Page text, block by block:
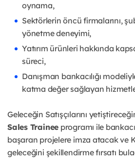
oynama,
Sektörlerin öncü firmalarını,
yönetme deneyimi,
Yatırım ürünleri hakkında
süreci,
Danışman bankacılığı
katma değer sağlayan
Geleceğin Satışçılarını
Sales Trainee programı ile
başaran projelere imza atacak ve
geleceğini şekillendirme fırsatı